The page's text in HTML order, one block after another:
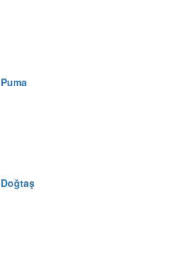
Puma
Doğtaş